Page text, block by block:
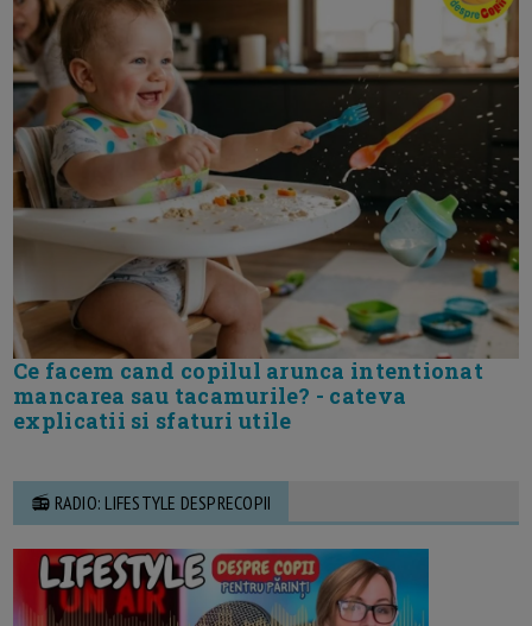
Ce facem cand copilul arunca intentionat
mancarea sau tacamurile? - cateva
explicatii si sfaturi utile
📻 RADIO: LIFESTYLE DESPRECOPII